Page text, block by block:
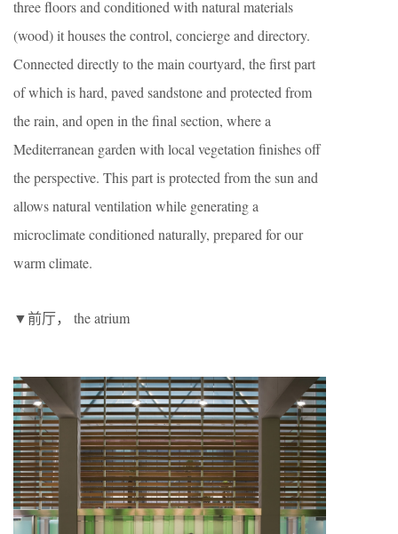
three floors and conditioned with natural materials
(wood) it houses the control, concierge and directory.
Connected directly to the main courtyard, the first part
of which is hard, paved sandstone and protected from
the rain, and open in the final section, where a
Mediterranean garden with local vegetation finishes off
the perspective. This part is protected from the sun and
allows natural ventilation while generating a
microclimate conditioned naturally, prepared for our
warm climate.
▼前厅， the atrium